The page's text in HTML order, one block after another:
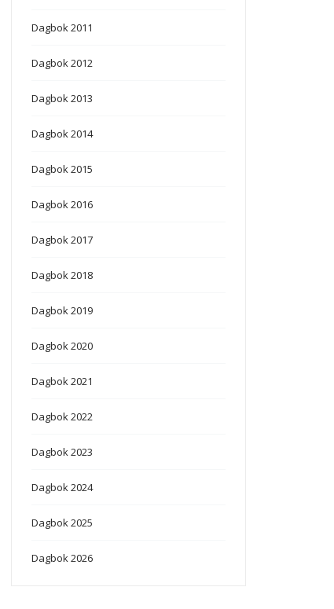
Dagbok 2011
Dagbok 2012
Dagbok 2013
Dagbok 2014
Dagbok 2015
Dagbok 2016
Dagbok 2017
Dagbok 2018
Dagbok 2019
Dagbok 2020
Dagbok 2021
Dagbok 2022
Dagbok 2023
Dagbok 2024
Dagbok 2025
Dagbok 2026